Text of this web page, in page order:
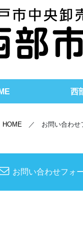
西
HOME ／ お問い合わせ
お問い合わせフォ